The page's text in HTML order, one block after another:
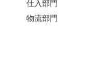
仕入部門
物流部門